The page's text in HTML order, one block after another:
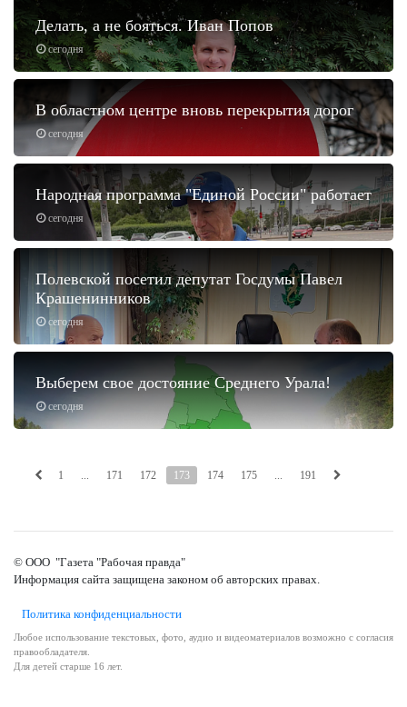
сегодня
Делать, а не бояться. Иван Попов
сегодня
В областном центре вновь перекрытия дорог
сегодня
Народная программа "Единой России" работает
сегодня
Полевской посетил депутат Госдумы Павел
Крашенинников
сегодня
Выберем свое достояние Среднего Урала!
1 ... 171 172 173 174 175 ... 191
© ООО "Газета "Рабочая правда"
Информация сайта защищена законом об авторских правах.
Политика конфиденциальности
Любое использование текстовых, фото, аудио и видеоматериалов возможно с согласия
правообладателя.
Для детей старше 16 лет.